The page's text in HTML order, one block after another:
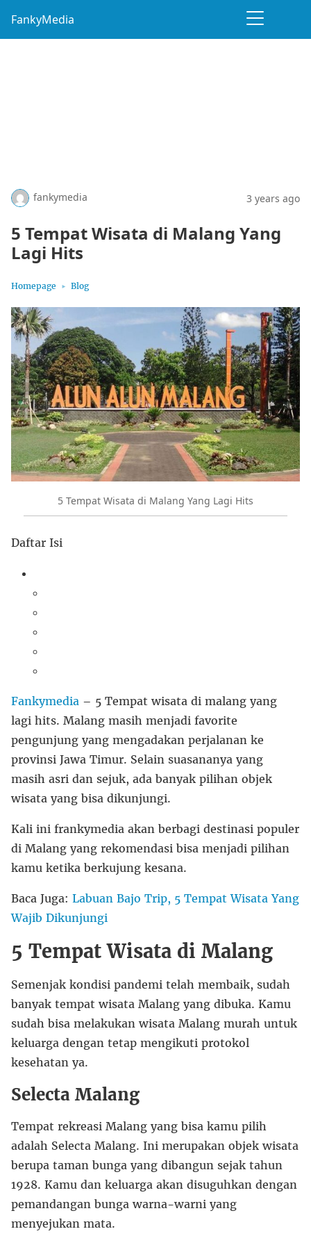
FankyMedia
fankymedia 3 years ago
5 Tempat Wisata di Malang Yang
Lagi Hits
Homepage Blog
5 Tempat Wisata di Malang Yang Lagi Hits
Daftar Isi
Fankymedia – 5 Tempat wisata di malang yang
lagi hits. Malang masih menjadi favorite
pengunjung yang mengadakan perjalanan ke
provinsi Jawa Timur. Selain suasananya yang
masih asri dan sejuk, ada banyak pilihan objek
wisata yang bisa dikunjungi.
Kali ini frankymedia akan berbagi destinasi populer
di Malang yang rekomendasi bisa menjadi pilihan
kamu ketika berkujung kesana.
Baca Juga: Labuan Bajo Trip, 5 Tempat Wisata Yang
Wajib Dikunjungi
5 Tempat Wisata di Malang
Semenjak kondisi pandemi telah membaik, sudah
banyak tempat wisata Malang yang dibuka. Kamu
sudah bisa melakukan wisata Malang murah untuk
keluarga dengan tetap mengikuti protokol
kesehatan ya.
Selecta Malang
Tempat rekreasi Malang yang bisa kamu pilih
adalah Selecta Malang. Ini merupakan objek wisata
berupa taman bunga yang dibangun sejak tahun
1928. Kamu dan keluarga akan disuguhkan dengan
pemandangan bunga warna-warni yang
menyejukan mata.